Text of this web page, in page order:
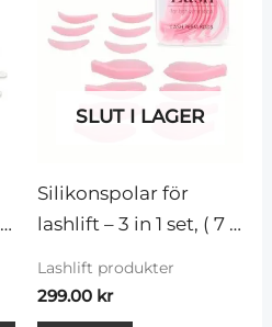
SLUT I LAGER
Silikonspolar för
lashlift – 3 in 1 set, ( 7
Lashlift produkter
299.00 kr